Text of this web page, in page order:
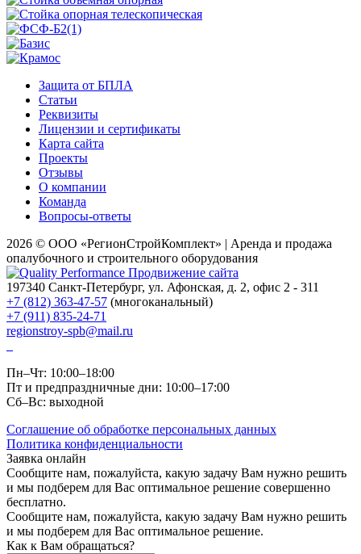
Защита от БПЛА
Статьи
Реквизиты
Лицензии и сертификаты
Карта сайта
Проекты
Отзывы
О компании
Команда
Вопросы-ответы
2026 © ООО «РегионСтройКомплект» | Аренда и продажа
опалубочного и строительного оборудования
Продвижение сайта
197340 Санкт-Петербург, ул. Афонская, д. 2, офис 2 - 311
+7 (812) 363-47-57 (многоканальный)
+7 (911) 835-24-71
regionstroy-spb@mail.ru
Пн–Чт: 10:00–18:00
Пт и предпраздничные дни: 10:00–17:00
Сб–Вс: выходной
Соглашение об обработке персональных данных
Политика конфиденциальности
Заявка онлайн
Сообщите нам, пожалуйста, какую задачу Вам нужно решить
и мы подберем для Вас оптимальное решение совершенно
бесплатно.
Сообщите нам, пожалуйста, какую задачу Вам нужно решить
и мы подберем для Вас оптимальное решение.
Как к Вам обращаться?